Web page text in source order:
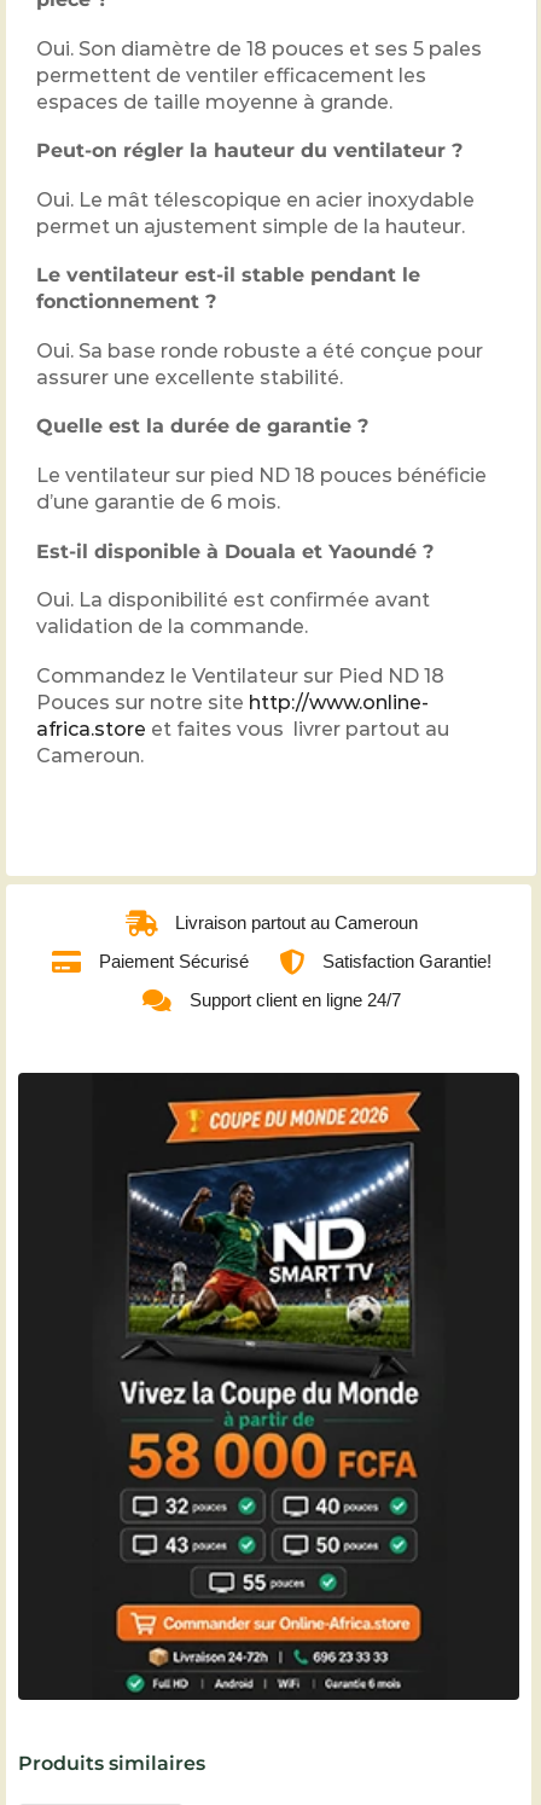
Oui. Son diamètre de 18 pouces et ses 5 pales
permettent de ventiler efficacement les
espaces de taille moyenne à grande.
Peut-on régler la hauteur du ventilateur ?
Oui. Le mât télescopique en acier inoxydable
permet un ajustement simple de la hauteur.
Le ventilateur est-il stable pendant le
fonctionnement ?
Oui. Sa base ronde robuste a été conçue pour
assurer une excellente stabilité.
Quelle est la durée de garantie ?
Le ventilateur sur pied ND 18 pouces bénéficie
d’une garantie de 6 mois.
Est-il disponible à Douala et Yaoundé ?
Oui. La disponibilité est confirmée avant
validation de la commande.
Commandez le Ventilateur sur Pied ND 18
Pouces sur notre site http://www.online-
africa.store et faites vous livrer partout au
Cameroun.
Livraison partout au Cameroun
Paiement Sécurisé
Satisfaction Garantie!
Support client en ligne 24/7
Produits similaires